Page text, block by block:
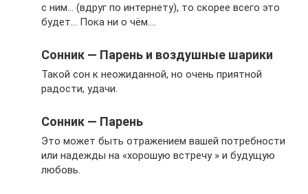
с ним… (вдруг по интернету), то скорее всего это
будет… Пока ни о чём….
Сонник — Парень и воздушные шарики
Такой сон к неожиданной, но очень приятной
радости, удачи.
Сонник — Парень
Это может быть отражением вашей потребности
или надежды на «хорошую встречу » и будущую
любовь.